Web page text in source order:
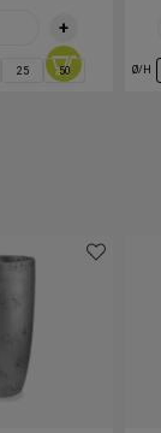
+
25 50 Ø/H